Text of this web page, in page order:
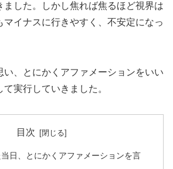
ました。しかし焦れば焦るほど視界は
マイナスに行きやすく、不安定になっ
い、とにかくアファメーションをいい
実行していきました。
目次
日、とにかくアファメーションを言